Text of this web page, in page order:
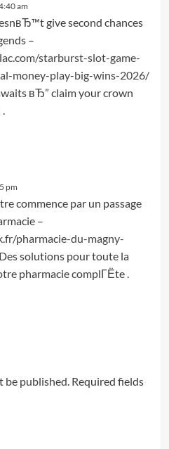
am
give second chances
–
starburst-slot-game-
money-play-big-wins-2026/
вЂ” claim your crown
pm
commence par un passage
–
pharmacie-du-magny-
solutions pour toute la
pharmacie complГЁte .
be published. Required fields